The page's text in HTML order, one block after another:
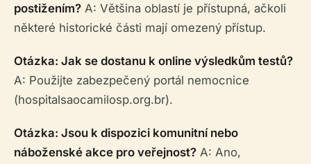
postižením? A: Většina oblastí je přístupná, ačkoli
některé historické části mají omezený přístup.
Otázka: Jak se dostanu k online výsledkům testů?
A: Použijte zabezpečený portál nemocnice
(hospitalsaocamilosp.org.br).
Otázka: Jsou k dispozici komunitní nebo
náboženské akce pro veřejnost? A: Ano,